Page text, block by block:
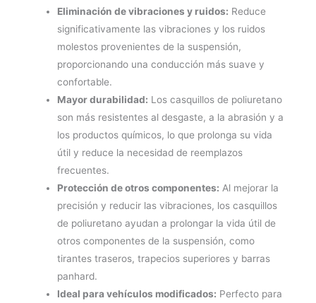
Eliminación de vibraciones y ruidos: Reduce
significativamente las vibraciones y los ruidos
molestos provenientes de la suspensión,
proporcionando una conducción más suave y
confortable.
Mayor durabilidad: Los casquillos de poliuretano
son más resistentes al desgaste, a la abrasión y a
los productos químicos, lo que prolonga su vida
útil y reduce la necesidad de reemplazos
frecuentes.
Protección de otros componentes: Al mejorar la
precisión y reducir las vibraciones, los casquillos
de poliuretano ayudan a prolongar la vida útil de
otros componentes de la suspensión, como
tirantes traseros, trapecios superiores y barras
panhard.
Ideal para vehículos modificados: Perfecto para